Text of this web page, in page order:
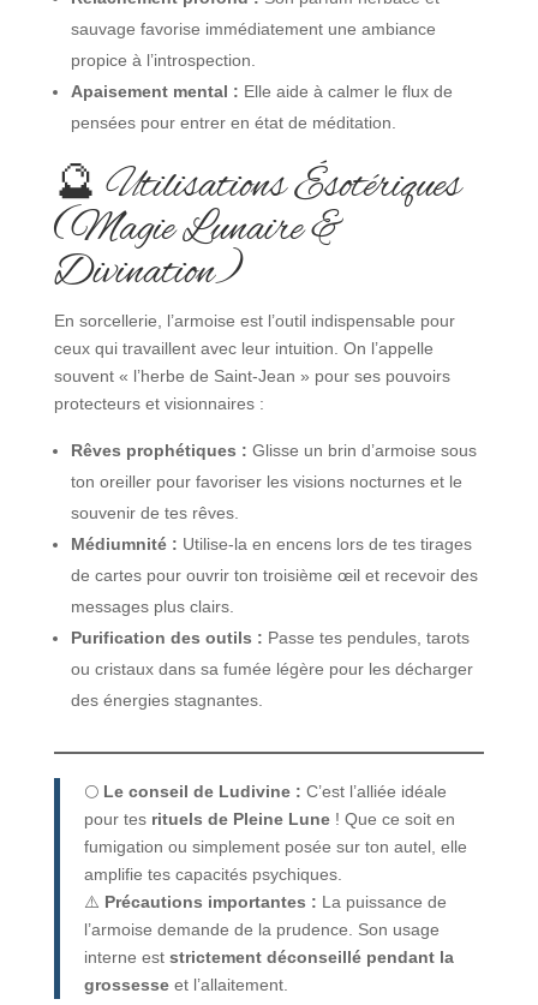
sauvage favorise immédiatement une ambiance
propice à l’introspection.
Apaisement mental : Elle aide à calmer le flux de
pensées pour entrer en état de méditation.
🔮 Utilisations Ésotériques
(Magie Lunaire &
Divination)
En sorcellerie, l’armoise est l’outil indispensable pour
ceux qui travaillent avec leur intuition. On l’appelle
souvent « l’herbe de Saint-Jean » pour ses pouvoirs
protecteurs et visionnaires :
Rêves prophétiques : Glisse un brin d’armoise sous
ton oreiller pour favoriser les visions nocturnes et le
souvenir de tes rêves.
Médiumnité : Utilise-la en encens lors de tes tirages
de cartes pour ouvrir ton troisième œil et recevoir des
messages plus clairs.
Purification des outils : Passe tes pendules, tarots
ou cristaux dans sa fumée légère pour les décharger
des énergies stagnantes.
🌕 Le conseil de Ludivine : C’est l’alliée idéale
pour tes rituels de Pleine Lune! Que ce soit en
fumigation ou simplement posée sur ton autel, elle
amplifie tes capacités psychiques.
⚠️ Précautions importantes : La puissance de
l’armoise demande de la prudence. Son usage
interne est strictement déconseillé pendant la
grossesseet l’allaitement.